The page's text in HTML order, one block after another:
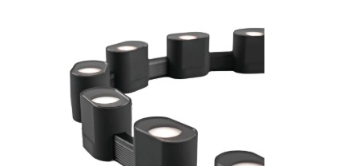
ESTE
PRODUCTO